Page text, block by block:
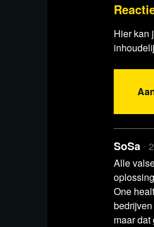
videoplatform
Frankrijk. Dit heeft
worden verzorgd
Als alternatief
Hier kan
SoSa
Alle
One
maar